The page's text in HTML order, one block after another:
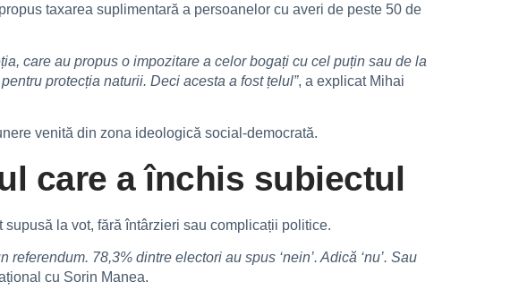
taxarea suplimentară a persoanelor cu averi de peste 50 de
care au propus o impozitare a celor bogați cu cel puțin sau de la
protecția naturii. Deci acesta a fost țelul”, a explicat Mihai
venită din zona ideologică social-democrată.
care a închis subiectul
la vot, fără întârzieri sau complicații politice.
78,3% dintre electori au spus ‘nein’. Adică ‘nu’. Sau
cu Sorin Manea.